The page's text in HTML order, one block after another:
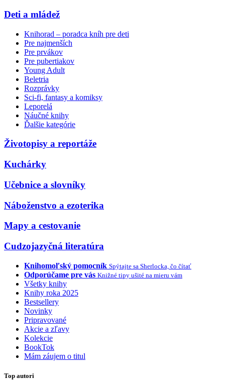
Deti a mládež
Knihorad – poradca kníh pre deti
Pre najmenších
Pre prvákov
Pre pubertiakov
Young Adult
Beletria
Rozprávky
Sci-fi, fantasy a komiksy
Leporelá
Náučné knihy
Ďalšie kategórie
Životopisy a reportáže
Kuchárky
Učebnice a slovníky
Náboženstvo a ezoterika
Mapy a cestovanie
Cudzojazyčná literatúra
Knihomoľský pomocník Spýtajte sa Sherlocka, čo čítať
Odporúčame pre vás Knižné tipy ušité na mieru vám
Všetky knihy
Knihy roka 2025
Bestsellery
Novinky
Pripravované
Akcie a zľavy
Kolekcie
BookTok
Mám záujem o titul
Top autori